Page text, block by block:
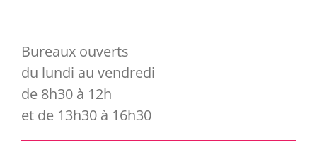
Bureaux ouverts
du lundi au vendredi
de 8h30 à 12h
et de 13h30 à 16h30